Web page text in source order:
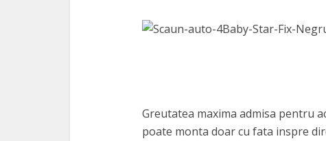
Greutatea maxima admisa pentru
poate monta doar cu fata inspre